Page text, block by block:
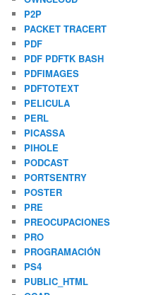
P2P
PACKET TRACERT
PDF
PDF PDFTK BASH
PDFIMAGES
PDFTOTEXT
PELICULA
PERL
PICASSA
PIHOLE
PODCAST
PORTSENTRY
POSTER
PRE
PREOCUPACIONES
PRO
PROGRAMACIÓN
PS4
PUBLIC_HTML